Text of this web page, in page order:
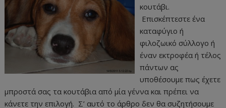
κουτάβι.
Επισκέπτεστε ένα
καταφύγιο ή
φιλοζωικό σύλλογο ή
έναν εκτροφέα ή τέλος
πάντων ας
υποθέσουμε πως έχετε
μπροστά σας τα κουτάβια από μία γέννα και πρέπει να
κάνετε την επιλογή. Σ’ αυτό το άρθρο δεν θα συζητήσουμε